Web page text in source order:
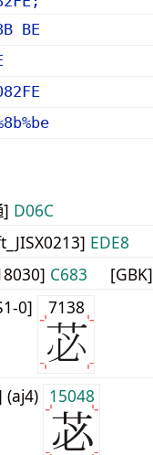
BE
] D06C
EDE8
C683 [GBK]
0] 7138
(aj4) 15048